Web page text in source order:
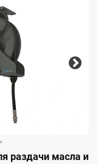
раздачи масла и